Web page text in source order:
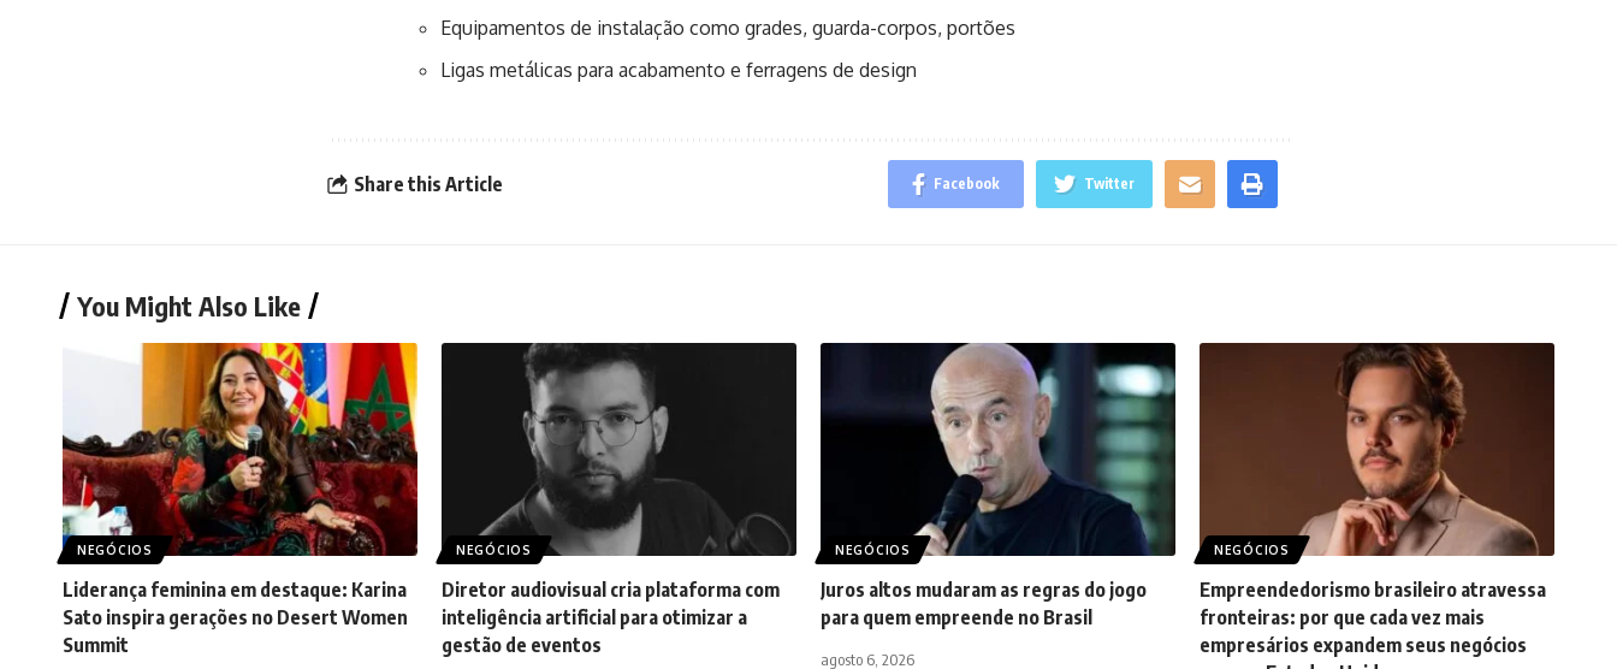
Equipamentos de instalação como grades, guarda-corpos, portões
Ligas metálicas para acabamento e ferragens de design
Share this Article Facebook Twitter
You Might Also Like
NEGÓCIOS
Liderança feminina em destaque: Karina
Sato inspira gerações no Desert Women
Summit
NEGÓCIOS
Diretor audiovisual cria plataforma com
inteligência artificial para otimizar a
gestão de eventos
NEGÓCIOS
Juros altos mudaram as regras do jogo
para quem empreende no Brasil
agosto 6, 2026
NEGÓCIOS
Empreendedorismo brasileiro atravessa
fronteiras: por que cada vez mais
empresários expandem seus negócios